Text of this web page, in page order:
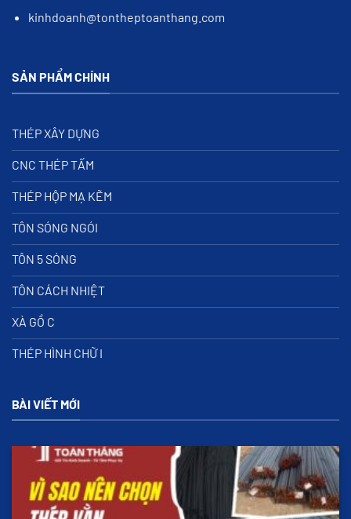
kinhdoanh@tontheptoanthang.com
SẢN PHẨM CHÍNH
THÉP XÂY DỰNG
CNC THÉP TẤM
THÉP HỘP MẠ KẼM
TÔN SÓNG NGÓI
TÔN 5 SÓNG
TÔN CÁCH NHIỆT
XÀ GỒ C
THÉP HÌNH CHỮ I
BÀI VIẾT MỚI